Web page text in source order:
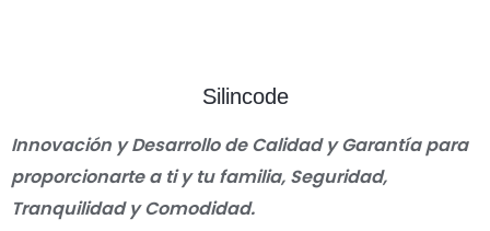
Silincode
Innovación y Desarrollo de Calidad y Garantía para
proporcionarte a ti y tu familia, Seguridad,
Tranquilidad y Comodidad.